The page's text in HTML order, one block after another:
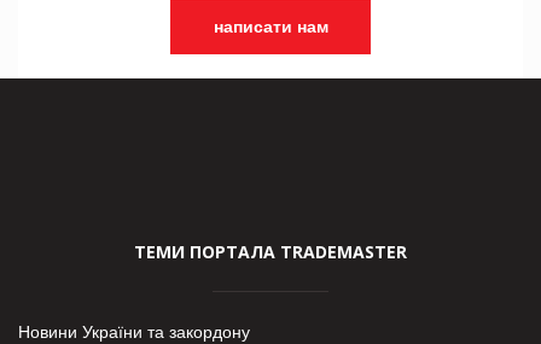
написати нам
ТЕМИ ПОРТАЛА TRADEMASTER
Новини України та закордону